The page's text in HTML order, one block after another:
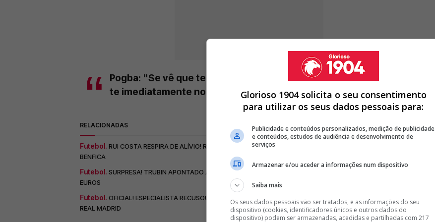
Pogba: "Se vê que te estás a armar em importante, vai pôr-
te imediatamente no teu lugar"
RELACIONADAS
Futebol. RUI COSTA RESPIRA DE ALÍVIO! REAL MADRID NÃO TEM INTERESSE EM COMPRAR FUTEBOLISTA DO
BENFICA
Futebol. SURPRESA! TRUBIN APONTADO À SAÍDA DO BENFICA RUMO AO REAL MADRID POR... 20 MILHÕES DE
EUROS
Futebol. OFICIAL! ESPECIALISTA RECUSOU RENOVAR COM O BENFICA E VAI TRABALHAR COM MOURINHO NO
REAL MADRID
Glorioso 1904 solicita o seu consentimento
para utilizar os seus dados pessoais para:
Publicidade e conteúdos personalizados, medição de publicidade
e conteúdos, estudos de audiência e desenvolvimento de
serviços
Armazenar e/ou aceder a informações num dispositivo
Saiba mais
Os seus dados pessoais vão ser tratados, e as informações do seu
dispositivo (cookies, identificadores únicos e outros dados do
dispositivo) podem ser armazenadas, acedidas e partilhadas com 217